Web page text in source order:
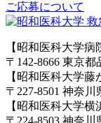
ご応募について
【昭和医科大学病
〒142-8666 東京
【昭和医科大学藤
〒227-8501 神奈
【昭和医科大学横
〒224-8503 神奈